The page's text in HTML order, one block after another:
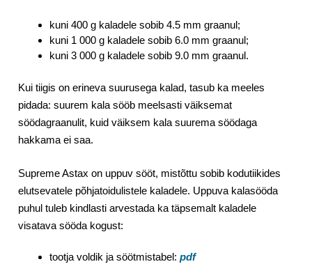
kuni 400 g kaladele sobib 4.5 mm graanul;
kuni 1 000 g kaladele sobib 6.0 mm graanul;
kuni 3 000 g kaladele sobib 9.0 mm graanul.
Kui tiigis on erineva suurusega kalad, tasub ka meeles
pidada: suurem kala sööb meelsasti väiksemat
söödagraanulit, kuid väiksem kala suurema söödaga
hakkama ei saa.
Supreme Astax on uppuv sööt, mistõttu sobib kodutiikides
elutsevatele põhjatoidulistele kaladele. Uppuva kalasööda
puhul tuleb kindlasti arvestada ka täpsemalt kaladele
visatava sööda kogust:
tootja voldik ja söötmistabel: pdf